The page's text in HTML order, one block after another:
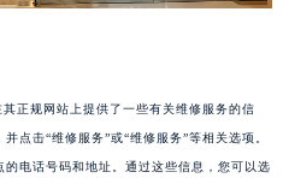
正规网站上提供了一些有关维修服务的信
点击“维修服务”或“维修服务”等相关选项。
电话号码和地址。通过这些信息，您可以选